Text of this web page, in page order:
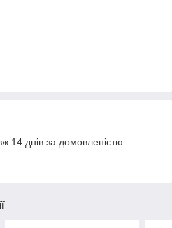
14 днів за домовленістю